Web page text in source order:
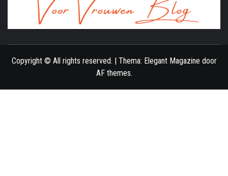
Copyright © All rights reserved. | Thema: Elegant Magazine door
AF themes.